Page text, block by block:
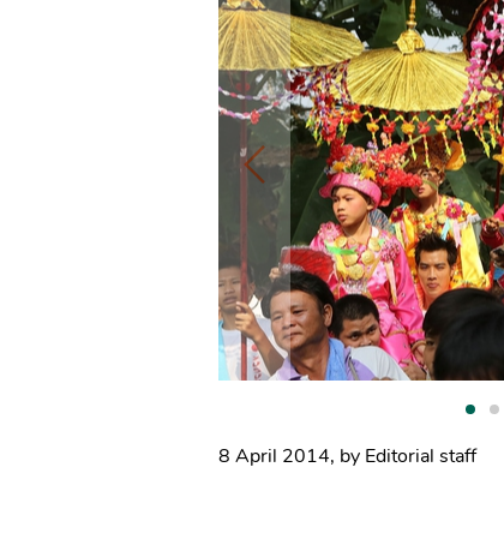
8 April 2014, by Editorial staff